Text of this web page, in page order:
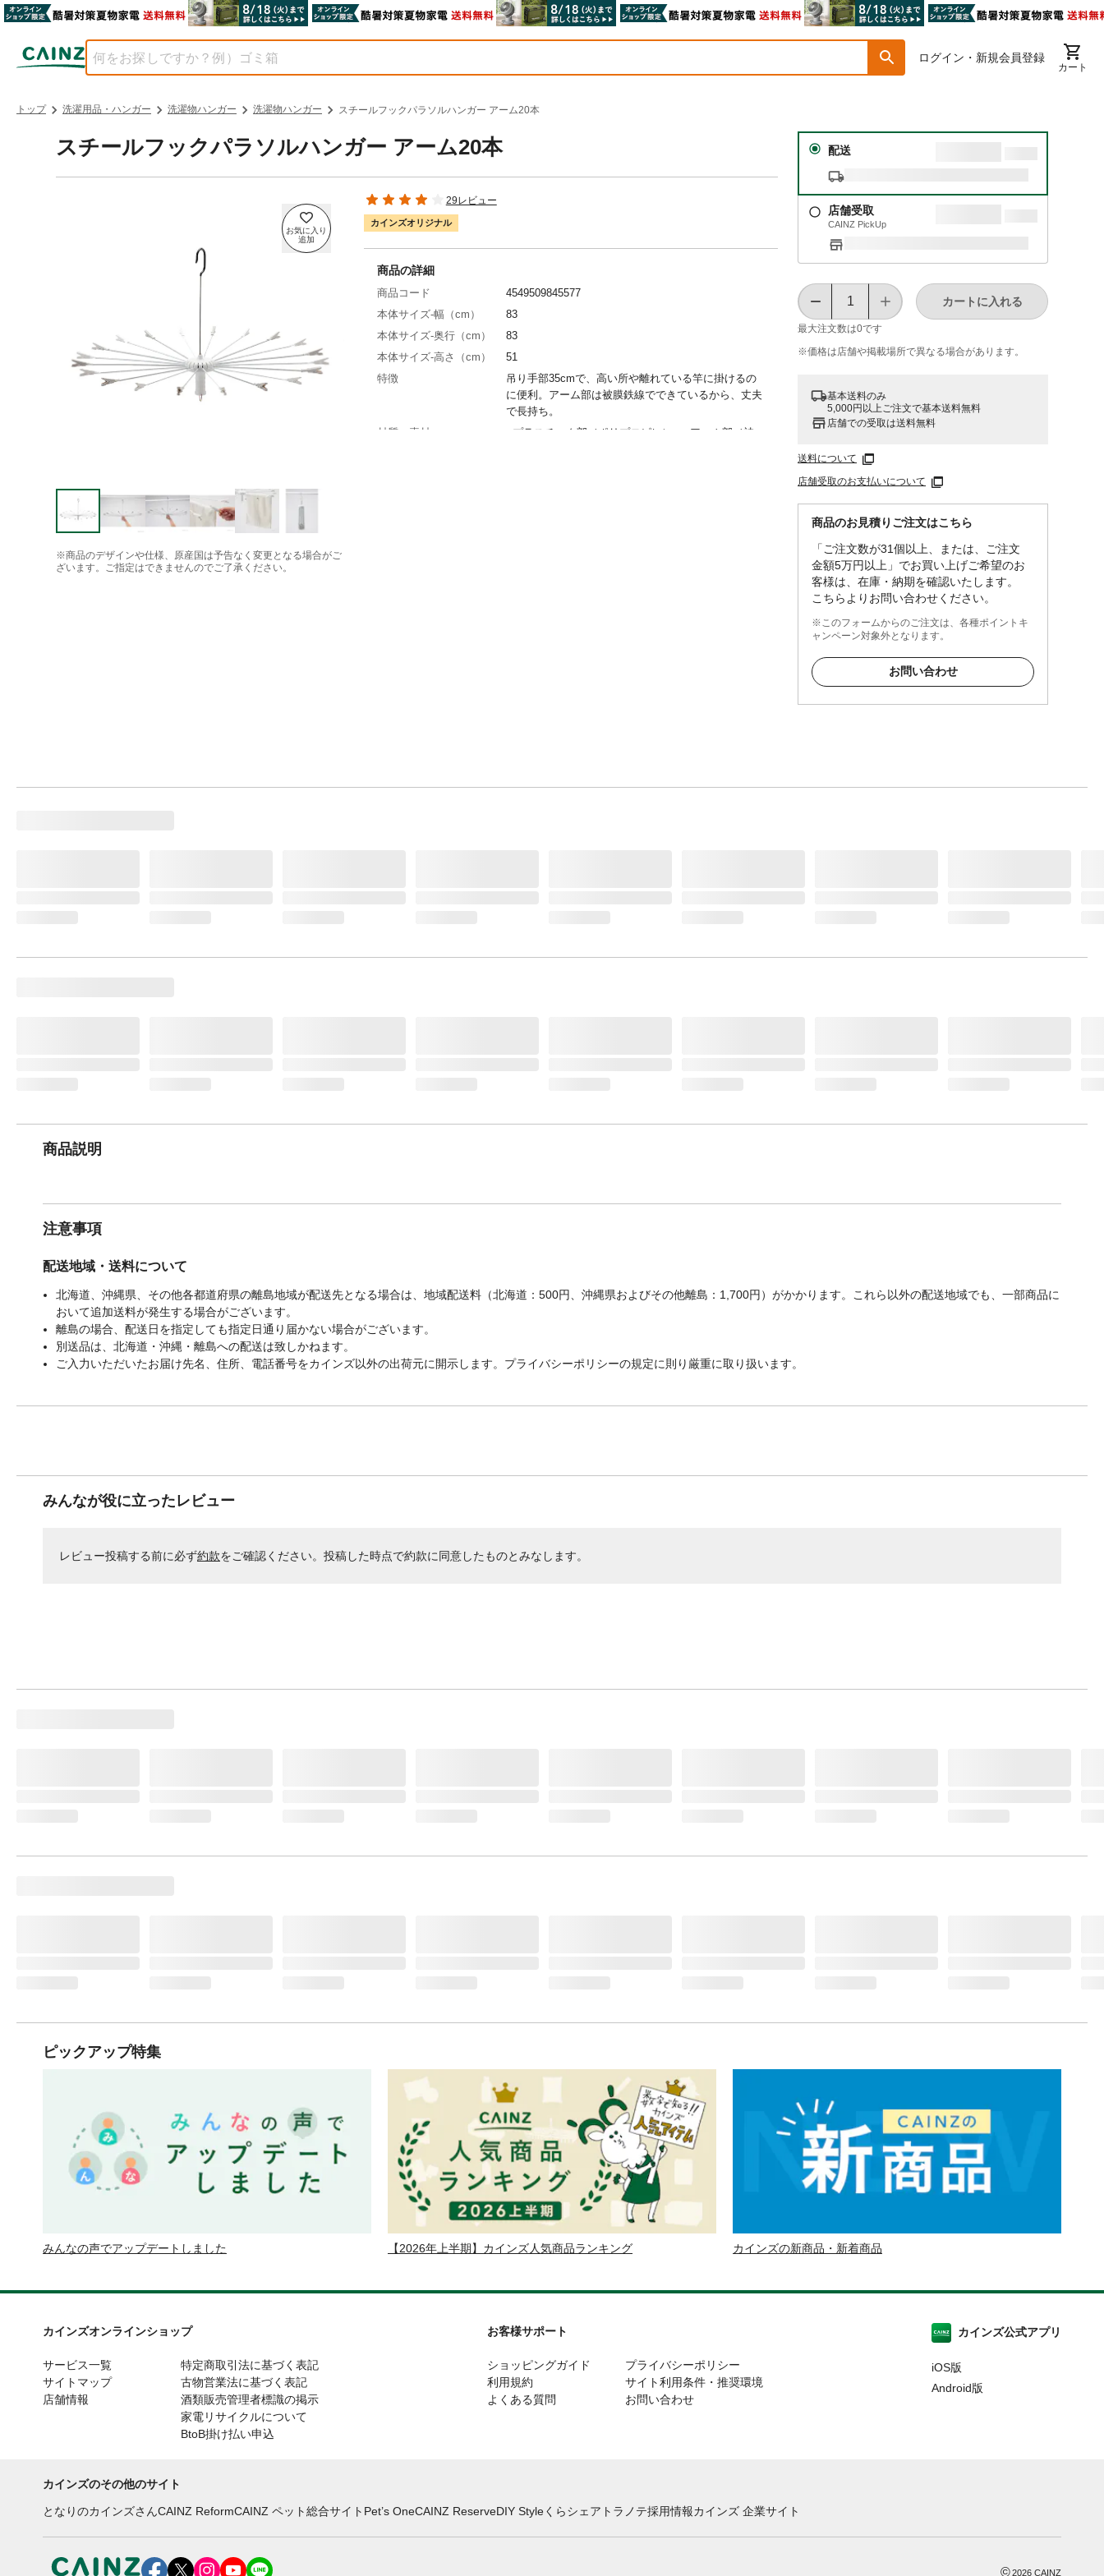
ログイン・新規会員登録
カート
トップ 洗濯用品・ハンガー 洗濯物ハンガー 洗濯物ハンガー スチールフックパラソルハンガー アーム20本
スチールフックパラソルハンガー アーム20本
※商品のデザインや仕様、原産国は予告なく変更となる場合がご
ざいます。ご指定はできませんのでご了承ください。
29レビュー
カインズオリジナル
配送
店舗受取
CAINZ PickUp
最大注文数は0です
カートに入れる
※価格は​店舗や​掲載場所で​異なる​場合が​あります。
基本送料のみ
5,000円以上ご注文で基本送料無料
店舗での受取は送料無料
送料について
店舗受取のお支払いについて
商品のお見積りご注文はこちら
「ご注文数が31個以上、または、ご注文
金額5万円以上」でお買い上げご希望のお
客様は、在庫・納期を確認いたします。
こちらよりお問い合わせください。
※このフォームからのご注文は、各種ポイントキ
ャンペーン対象外となります。
お問い合わせ
商品の詳細
商品コード
4549509845577
本体サイズ-幅（cm）
83
本体サイズ-奥行（cm）
83
本体サイズ-高さ（cm）
51
特徴
吊り手部35cmで、高い所や離れている竿に掛けるの
に便利。アーム部は被膜鉄線でできているから、丈夫
で長持ち。
材質・素材
●プラスチック部／ポリプロピレン、●アーム部／被
商品説明
注意事項
配送地域・送料について
北海道、沖縄県、その他各都道府県の離島地域が配送先となる場合は、地域配送料（北海道：500円、沖縄県およびその他離島：1,700円）がかかります。これら以外の配送地域でも、一部商品に
おいて追加送料が発生する場合がございます。
離島の場合、配送日を指定しても指定日通り届かない場合がございます。
別送品は、北海道・沖縄・離島への配送は致しかねます。
ご入力いただいたお届け先名、住所、電話番号をカインズ以外の出荷元に開示します。プライバシーポリシーの規定に則り厳重に取り扱います。
みんなが役に立ったレビュー
レビュー投稿する前に必ず約款をご確認ください。投稿した時点で約款に同意したものとみなします。
ピックアップ特集
みんなの声でアップデートしました 【2026年上半期】カインズ人気商品ランキング カインズの新商品・新着商品
カインズオンラインショップ
サービス一覧
サイトマップ
店舗情報
特定商取引法に基づく表記
古物営業法に基づく表記
酒類販売管理者標識の掲示
家電リサイクルについて
BtoB掛け払い申込
お客様サポート
ショッピングガイド
利用規約
よくある質問
プライバシーポリシー
サイト利用条件・推奨環境
お問い合わせ
カインズ公式アプリ
iOS版
Android版
カインズのその他のサイト
となりのカインズさんCAINZ ReformCAINZ ペット総合サイト Pet’s OneCAINZ ReserveDIY Styleくらシェア トラノテ採用情報カインズ 企業サイト
©2026 CAINZ